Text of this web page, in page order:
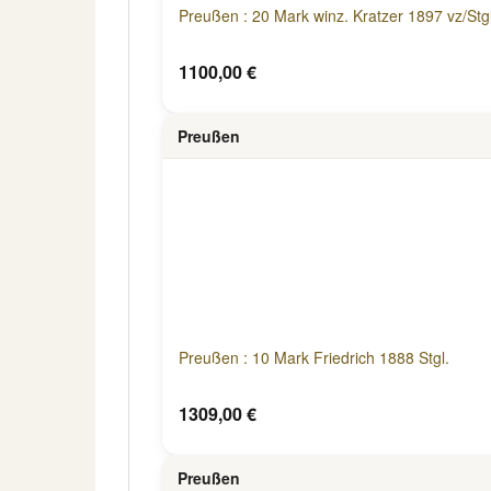
Preußen : 20 Mark winz. Kratzer 1897 vz/
1100,00 €
Preußen
Preußen : 10 Mark Friedrich 1888 Stgl.
1309,00 €
Preußen